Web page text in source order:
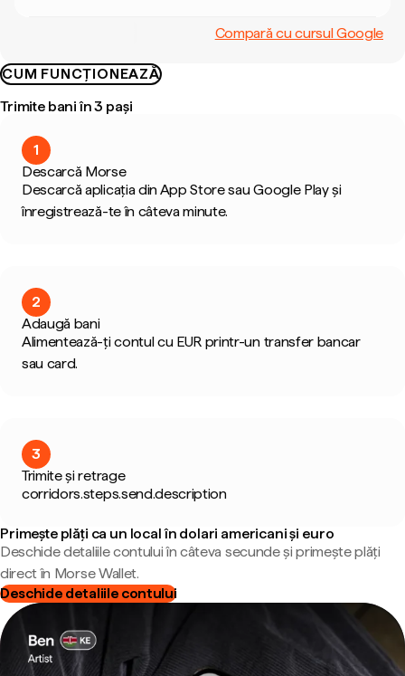
Compară cu cursul Google
CUM FUNCȚIONEAZĂ
Trimite bani în 3 pași
1
Descarcă Morse
Descarcă aplicația din App Store sau Google Play și
înregistrează-te în câteva minute.
2
Adaugă bani
Alimentează-ți contul cu EUR printr-un transfer bancar
sau card.
3
Trimite și retrage
corridors.steps.send.description
Primește plăți ca un local în dolari americani și euro
Deschide detaliile contului în câteva secunde și primește plăți
direct în Morse Wallet.
Deschide detaliile contului